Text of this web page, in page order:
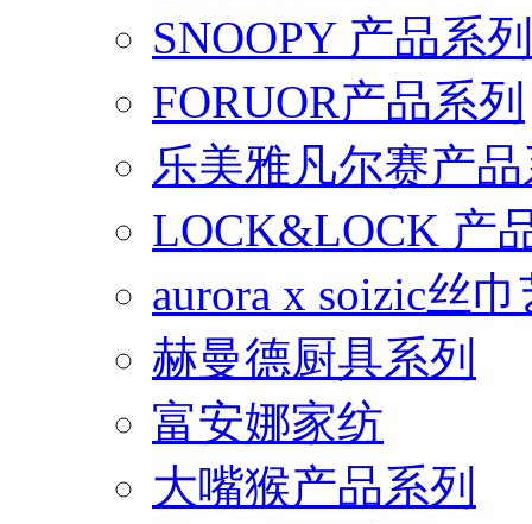
SNOOPY 产品系列
FORUOR产品系列
乐美雅凡尔赛产
LOCK&LOCK 产
aurora x soizic丝
赫曼德厨具系列
富安娜家纺
大嘴猴产品系列